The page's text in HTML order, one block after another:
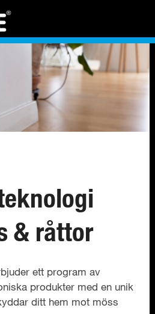
& råttor
ett program av
produkter med en unik
ditt hem mot möss